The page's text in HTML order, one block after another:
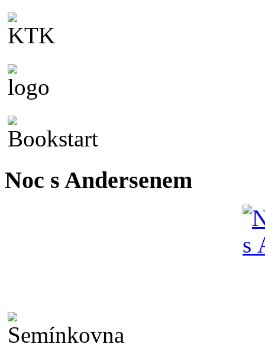
Noc s Andersenem